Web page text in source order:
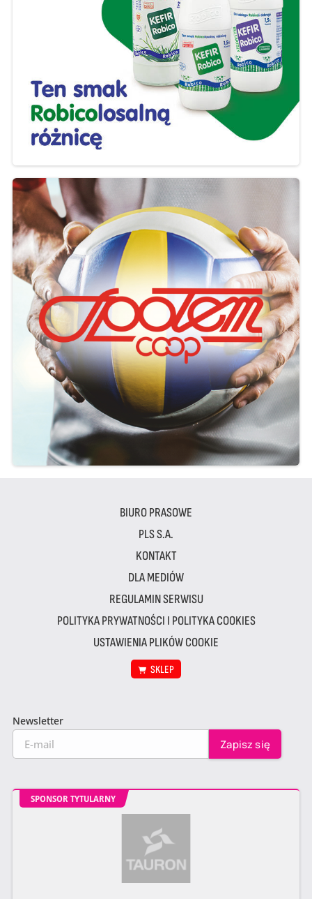
BIURO PRASOWE
PLS S.A.
KONTAKT
DLA MEDIÓW
REGULAMIN SERWISU
POLITYKA PRYWATNOŚCI I POLITYKA COOKIES
USTAWIENIA PLIKÓW COOKIE
SKLEP
Newsletter
SPONSOR TYTULARNY